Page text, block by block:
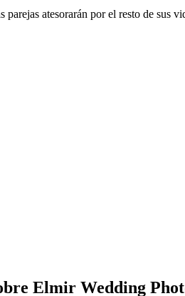
atesorarán por el resto de sus
Elmir Wedding